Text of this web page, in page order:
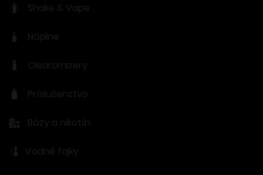
Shake & Vape
Náplne
Clearomizery
Príslušenstvo
Bázy a nikotín
Vodné fajky